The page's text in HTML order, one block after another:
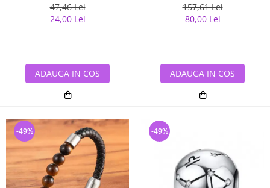
47,46 Lei
24,00 Lei
ADAUGA IN COS
157,61 Lei
80,00 Lei
ADAUGA IN COS
-49% -49%